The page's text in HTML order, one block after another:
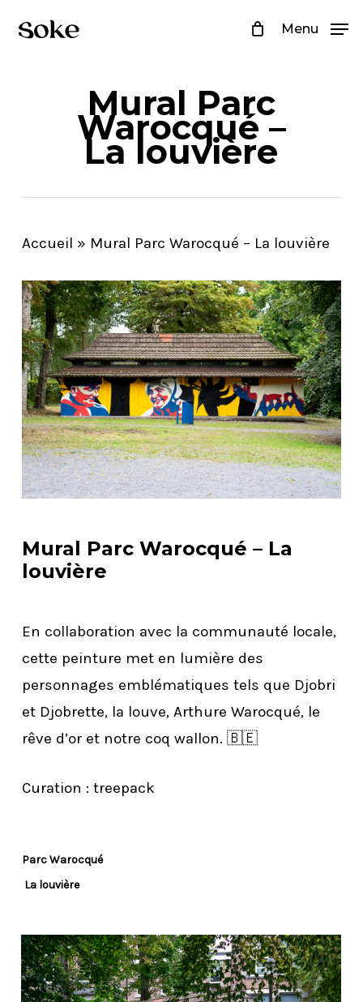
Menu
Mural Parc
Warocqué –
La louvière
Accueil » Mural Parc Warocqué – La louvière
Mural Parc Warocqué – La
louvière
En collaboration avec la communauté locale,
cette peinture met en lumière des
personnages emblématiques tels que Djobri
et Djobrette, la louve, Arthure Warocqué, le
rêve d’or et notre coq wallon. 🇧🇪
Curation : treepack
Parc Warocqué
La louvière